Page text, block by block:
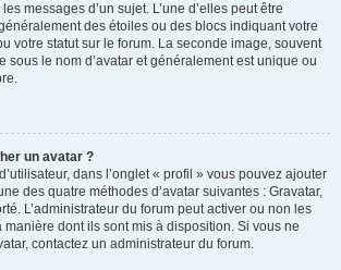
messages d’un sujet. L’une d’elles peut être
des étoiles ou des blocs indiquant votre
votre statut sur le forum. La seconde image, souvent
sous le nom d’avatar et généralement est unique ou
un avatar ?
dans l’onglet « profil » vous pouvez ajouter
des quatre méthodes d’avatar suivantes : Gravatar,
L’administrateur du forum peut activer ou non les
dont ils sont mis à disposition. Si vous ne
contactez un administrateur du forum.